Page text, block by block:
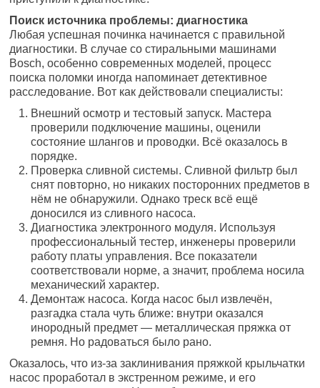
Поиск источника проблемы: диагностика
Любая успешная починка начинается с правильной
диагностики. В случае со стиральными машинами
Bosch, особенно современных моделей, процесс
поиска поломки иногда напоминает детективное
расследование. Вот как действовали специалисты:
Внешний осмотр и тестовый запуск. Мастера
проверили подключение машины, оценили
состояние шлангов и проводки. Всё оказалось в
порядке.
Проверка сливной системы. Сливной фильтр был
снят повторно, но никаких посторонних предметов в
нём не обнаружили. Однако треск всё ещё
доносился из сливного насоса.
Диагностика электронного модуля. Используя
профессиональный тестер, инженеры проверили
работу платы управления. Все показатели
соответствовали норме, а значит, проблема носила
механический характер.
Демонтаж насоса. Когда насос был извлечён,
разгадка стала чуть ближе: внутри оказался
инородный предмет — металлическая пряжка от
ремня. Но радоваться было рано.
Оказалось, что из-за заклинивания пряжкой крыльчатки
насос проработал в экстренном режиме, и его